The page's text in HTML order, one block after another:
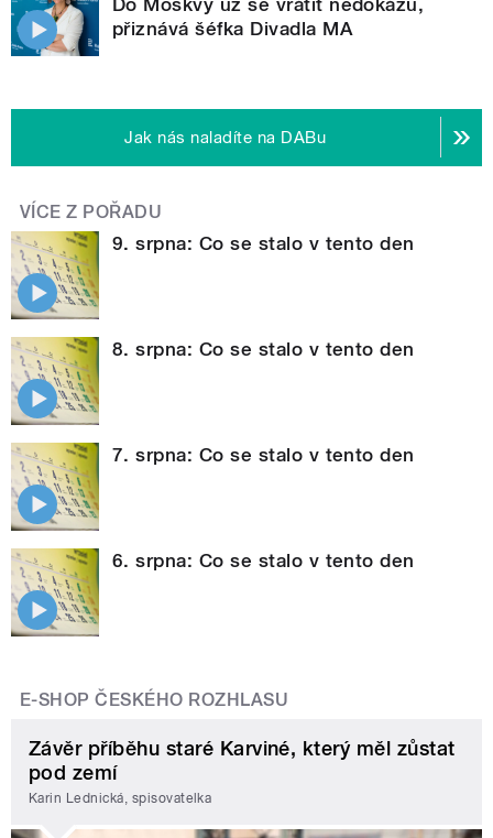
přiznává šéfka Divadla MA
Jak nás naladíte na DABu
VÍCE Z POŘADU
9. srpna: Co se stalo v tento den
8. srpna: Co se stalo v tento den
7. srpna: Co se stalo v tento den
6. srpna: Co se stalo v tento den
E-SHOP ČESKÉHO ROZHLASU
Závěr příběhu staré Karviné, který měl zůstat
pod zemí
Karin Lednická, spisovatelka